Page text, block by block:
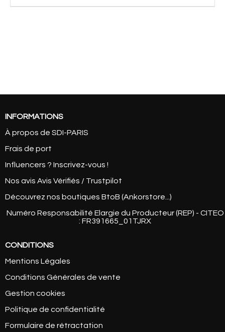
INFORMATIONS
À propos de SDI-PARIS
Frais de port
Influencers ? Inscrivez-vous !
Nos avis Avis Vérifiés / Trustpilot
Découvrez nos boutiques BtoB (Ankorstore...)
Numéro Responsabilité Elargie du Producteur (REP) - CITEO
: FR391665_01TJRX
CONDITIONS
Mentions Légales
Conditions Générales de vente
Gestion cookies
Politique de confidentialité
Formulaire de rétractation